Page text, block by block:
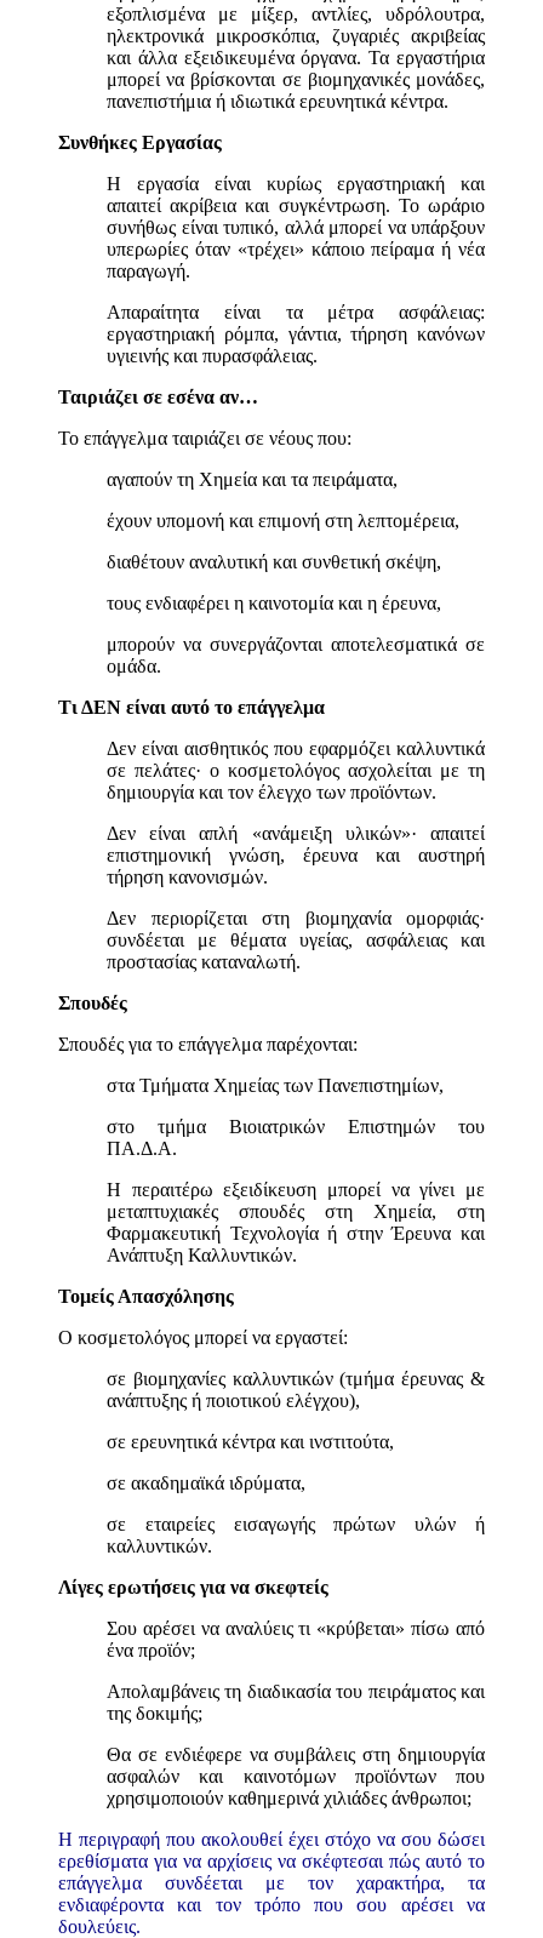
εξοπλισμένα με μίξερ, αντλίες, υδρόλουτρα,
ηλεκτρονικά μικροσκόπια, ζυγαριές ακριβείας
και άλλα εξειδικευμένα όργανα. Τα εργαστήρια
μπορεί να βρίσκονται σε βιομηχανικές μονάδες,
πανεπιστήμια ή ιδιωτικά ερευνητικά κέντρα.
Συνθήκες Εργασίας
Η εργασία είναι κυρίως εργαστηριακή και
απαιτεί ακρίβεια και συγκέντρωση. Το ωράριο
συνήθως είναι τυπικό, αλλά μπορεί να υπάρξουν
υπερωρίες όταν «τρέχει» κάποιο πείραμα ή νέα
παραγωγή.
Απαραίτητα είναι τα μέτρα ασφάλειας:
εργαστηριακή ρόμπα, γάντια, τήρηση κανόνων
υγιεινής και πυρασφάλειας.
Ταιριάζει σε εσένα αν…
Το επάγγελμα ταιριάζει σε νέους που:
αγαπούν τη Χημεία και τα πειράματα,
έχουν υπομονή και επιμονή στη λεπτομέρεια,
διαθέτουν αναλυτική και συνθετική σκέψη,
τους ενδιαφέρει η καινοτομία και η έρευνα,
μπορούν να συνεργάζονται αποτελεσματικά σε
ομάδα.
Τι ΔΕΝ είναι αυτό το επάγγελμα
Δεν είναι αισθητικός που εφαρμόζει καλλυντικά
σε πελάτες· ο κοσμετολόγος ασχολείται με τη
δημιουργία και τον έλεγχο των προϊόντων.
Δεν είναι απλή «ανάμειξη υλικών»· απαιτεί
επιστημονική γνώση, έρευνα και αυστηρή
τήρηση κανονισμών.
Δεν περιορίζεται στη βιομηχανία ομορφιάς·
συνδέεται με θέματα υγείας, ασφάλειας και
προστασίας καταναλωτή.
Σπουδές
Σπουδές για το επάγγελμα παρέχονται:
στα Τμήματα Χημείας των Πανεπιστημίων,
στο τμήμα Βιοιατρικών Επιστημών του
ΠΑ.Δ.Α.
Η περαιτέρω εξειδίκευση μπορεί να γίνει με
μεταπτυχιακές σπουδές στη Χημεία, στη
Φαρμακευτική Τεχνολογία ή στην Έρευνα και
Ανάπτυξη Καλλυντικών.
Τομείς Απασχόλησης
Ο κοσμετολόγος μπορεί να εργαστεί:
σε βιομηχανίες καλλυντικών (τμήμα έρευνας &
ανάπτυξης ή ποιοτικού ελέγχου),
σε ερευνητικά κέντρα και ινστιτούτα,
σε ακαδημαϊκά ιδρύματα,
σε εταιρείες εισαγωγής πρώτων υλών ή
καλλυντικών.
Λίγες ερωτήσεις για να σκεφτείς
Σου αρέσει να αναλύεις τι «κρύβεται» πίσω από
ένα προϊόν;
Απολαμβάνεις τη διαδικασία του πειράματος και
της δοκιμής;
Θα σε ενδιέφερε να συμβάλεις στη δημιουργία
ασφαλών και καινοτόμων προϊόντων που
χρησιμοποιούν καθημερινά χιλιάδες άνθρωποι;
Η περιγραφή που ακολουθεί έχει στόχο να σου δώσει
ερεθίσματα για να αρχίσεις να σκέφτεσαι πώς αυτό το
επάγγελμα συνδέεται με τον χαρακτήρα, τα
ενδιαφέροντα και τον τρόπο που σου αρέσει να
δουλεύεις.